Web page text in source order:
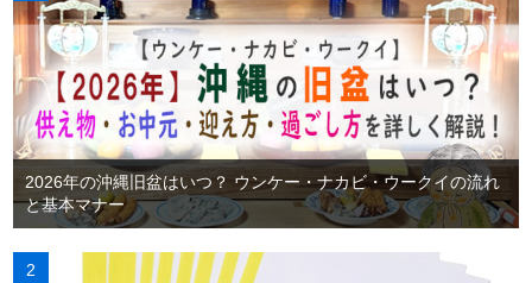
2026年の沖縄旧盆はいつ？ ウンケー・ナカビ・ウークイの流れ
と基本マナー